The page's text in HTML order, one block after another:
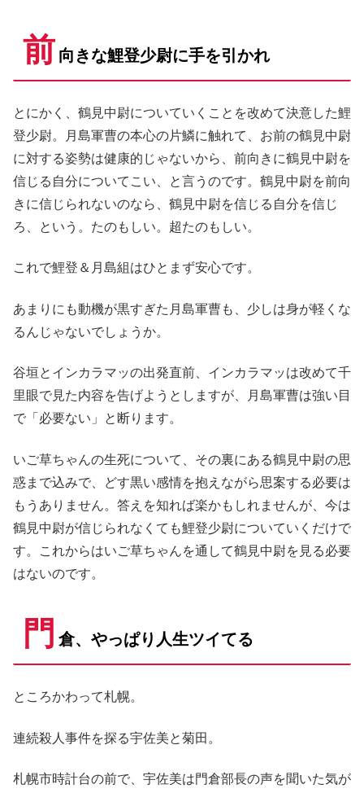
前 向きな鯉登少尉に手を引かれ
とにかく、鶴見中尉についていくことを改めて決意した鯉
登少尉。月島軍曹の本心の片鱗に触れて、お前の鶴見中尉
に対する姿勢は健康的じゃないから、前向きに鶴見中尉を
信じる自分についてこい、と言うのです。鶴見中尉を前向
きに信じられないのなら、鶴見中尉を信じる自分を信じ
ろ、という。たのもしい。超たのもしい。
これで鯉登＆月島組はひとまず安心です。
あまりにも動機が黒すぎた月島軍曹も、少しは身が軽くな
るんじゃないでしょうか。
谷垣とインカラマッの出発直前、インカラマッは改めて千
里眼で見た内容を告げようとしますが、月島軍曹は強い目
で「必要ない」と断ります。
いご草ちゃんの生死について、その裏にある鶴見中尉の思
惑まで込みで、どす黒い感情を抱えながら思案する必要は
もうありません。答えを知れば楽かもしれませんが、今は
鶴見中尉が信じられなくても鯉登少尉についていくだけで
す。これからはいご草ちゃんを通して鶴見中尉を見る必要
はないのです。
門 倉、やっぱり人生ツイてる
ところかわって札幌。
連続殺人事件を探る宇佐美と菊田。
札幌市時計台の前で、宇佐美は門倉部長の声を聞いた気が